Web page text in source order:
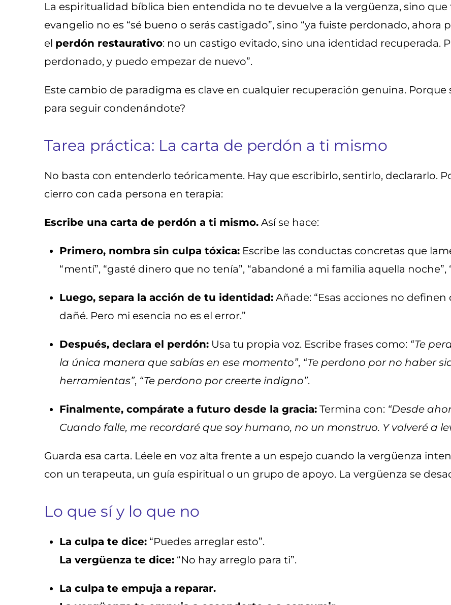
La espiritualidad bíblica bien entendida no te devuelve a la vergüenza, sino que
evangelio no es “sé bueno o serás castigado”, sino “ya fuiste perdonado, ahora
el perdón restaurativo: no un castigo evitado, sino una identidad recuperada.
perdonado, y puedo empezar de nuevo”.
Este cambio de paradigma es clave en cualquier recuperación genuina.
para seguir condenándote?
Tarea práctica: La carta de perdón a ti mismo
No basta con entenderlo teóricamente. Hay que escribirlo, sentirlo, declararlo.
cierro con cada persona en terapia:
Escribe una carta de perdón a ti mismo. Así se hace:
Primero, nombra sin culpa tóxica: Escribe las conductas concretas que
“mentí”, “gasté dinero que no tenía”, “abandoné a mi familia aquella noche”,
Luego, separa la acción de tu identidad: Añade: “Esas acciones no
dañé. Pero mi esencia no es el error.”
Después, declara el perdón: Usa tu propia voz. Escribe frases como: “Te
la única manera que sabías en ese momento”, “Te perdono por no haber
herramientas”, “Te perdono por creerte indigno”.
Finalmente, compárate a futuro desde la gracia: Termina con: “Desde
Cuando falle, me recordaré que soy humano, no un monstruo. Y volveré a
Guarda esa carta. Léele en voz alta frente a un espejo cuando la vergüenza
con un terapeuta, un guía espiritual o un grupo de apoyo. La vergüenza se
Lo que sí y lo que no
La culpa te dice: “Puedes arreglar esto”.
La vergüenza te dice: “No hay arreglo para ti”.
La culpa te empuja a reparar.